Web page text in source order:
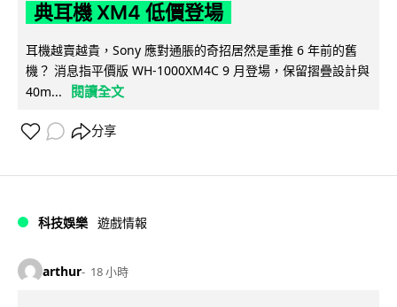
典耳機 XM4 低價登場
耳機越賣越貴，Sony 應對通脹的奇招居然是重推 6 年前的舊
機？ 消息指平價版 WH-1000XM4C 9 月登場，保留摺疊設計與
40m...
閱讀全文
分享
科技娛樂 遊戲情報
arthur 18 小時